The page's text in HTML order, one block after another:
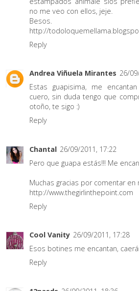
no me veo con ellos, jeje.
Besos.
http://
Reply
Andrea Viñuela Mirantes 26/
Estas guapisima, me
cuero, sin duda tengo que
otoño, te sigo :)
Reply
Chantal 26/09/2011, 17:22
Pero que guapa estás!!! Me
Muchas gracias por comentar en
http://www.thegirlinthepoint.com
Reply
Cool Vanity 26/09/2011, 17:28
Esos botines me encantan,
Reply